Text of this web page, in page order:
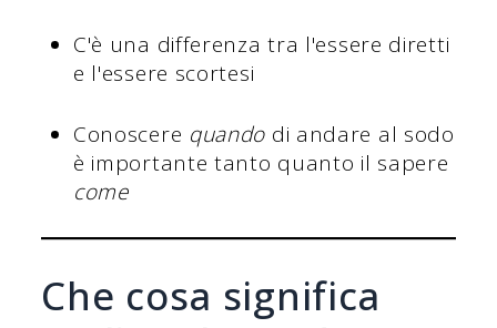
C'è una differenza tra l'essere diretti
e l'essere scortesi
Conoscere quando di andare al sodo
è importante tanto quanto il sapere
come
Che cosa significa